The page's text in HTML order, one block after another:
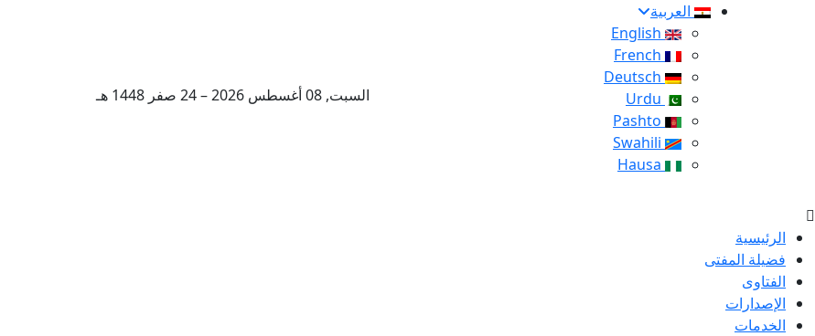
العربية
السبت, 08 أغسطس 2026 – 24 صفر 1448 هـ
الرئيسية
فضيلة المفتى
الفتاوى
الإصدارات
الخدمات